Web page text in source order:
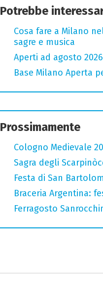
Potrebbe
Cosa fare a Milano
sagre e musica
Aperti ad agosto
Base Milano Aperta
Prossimamente
Cologno Medievale
Sagra degli
Festa di San
Braceria Argentina:
Ferragosto